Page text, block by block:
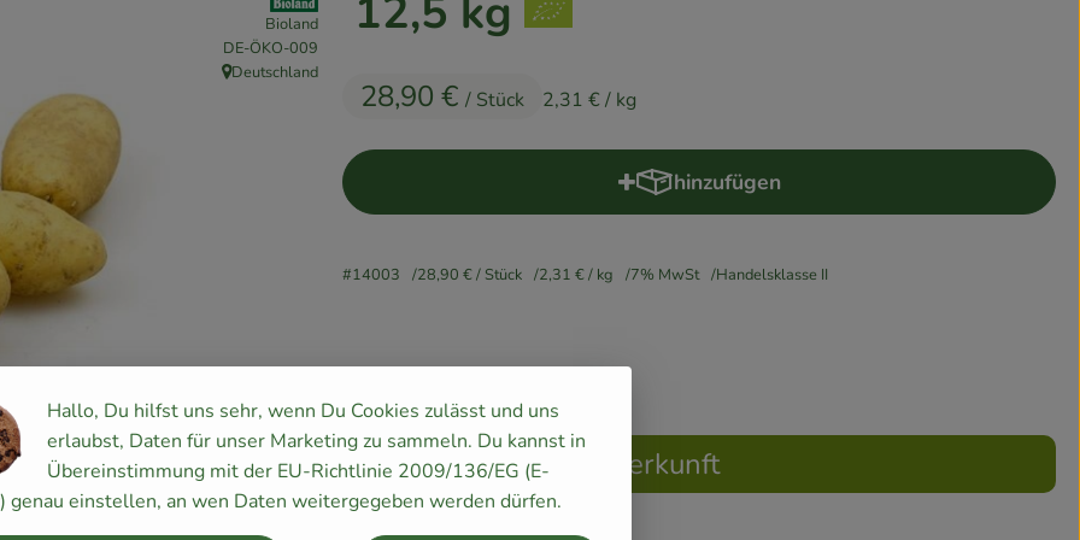
12,5 kg
28,90 € / Stück 2,31 € / kg
Bioland
, Kontrollstelle:
DE-ÖKO-009
, Herkunft:
Deutschland
hinzufügen
Produkt zum Warenkorb hinzufügen
#14003 28,90 € / Stück 2,31 € / kg 7% MwSt Handelsklasse II
Rezepte
Herkunft
passenden Rezepte gefunden.
Hallo, Du hilfst uns sehr, wenn Du Cookies zulässt und uns
erlaubst, Daten für unser Marketing zu sammeln. Du kannst in
Übereinstimmung mit der EU-Richtlinie 2009/136/EG (E-
genau einstellen, an wen Daten weitergegeben werden dürfen.